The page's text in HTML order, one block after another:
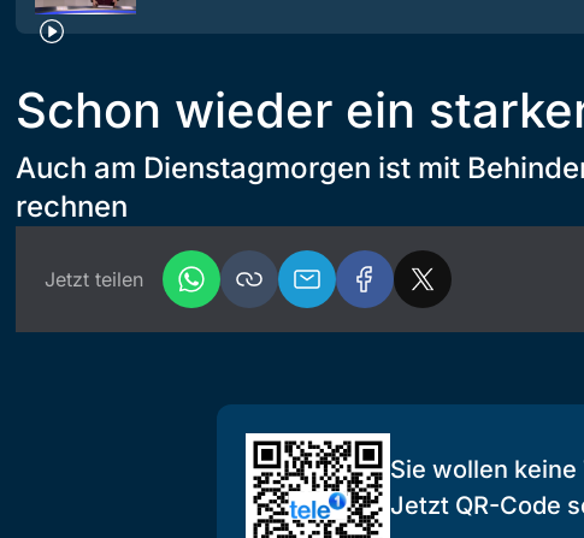
Schon wieder ein
Auch am Dienstagmorgen ist mit
rechnen
Jetzt teilen
Sie wollen
Jetzt QR-Code